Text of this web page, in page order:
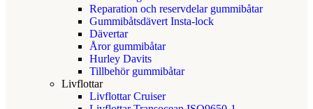
Reparation och reservdelar gummibåtar
Gummibåtsdävert Insta-lock
Dävertar
Åror gummibåtar
Hurley Davits
Tillbehör gummibåtar
Livflottar
Livflottar Cruiser